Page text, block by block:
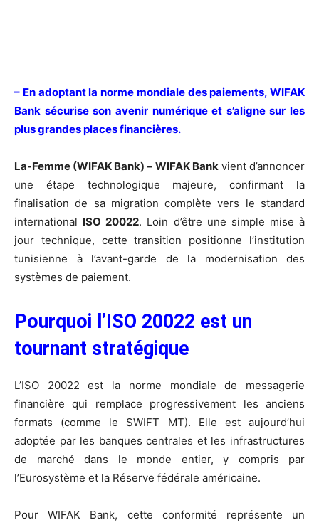
– En adoptant la norme mondiale des paiements, WIFAK
Bank sécurise son avenir numérique et s’aligne sur les
plus grandes places financières.
La-Femme (WIFAK Bank) – WIFAK Bank vient d’annoncer
une étape technologique majeure, confirmant la
finalisation de sa migration complète vers le standard
international ISO 20022. Loin d’être une simple mise à
jour technique, cette transition positionne l’institution
tunisienne à l’avant-garde de la modernisation des
systèmes de paiement.
Pourquoi l’ISO 20022 est un
tournant stratégique
L’ISO 20022 est la norme mondiale de messagerie
financière qui remplace progressivement les anciens
formats (comme le SWIFT MT). Elle est aujourd’hui
adoptée par les banques centrales et les infrastructures
de marché dans le monde entier, y compris par
l’Eurosystème et la Réserve fédérale américaine.
Pour WIFAK Bank, cette conformité représente un